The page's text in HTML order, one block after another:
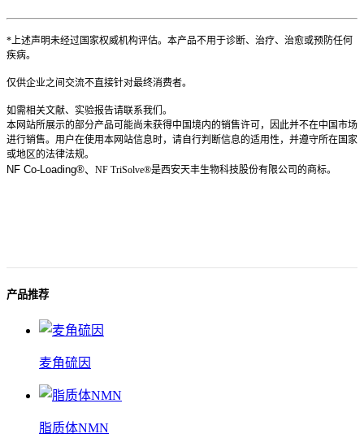
*上述声明未经过国家权威机构评估。本产品不用于诊断、治疗、治愈或预防任何
疾病。
仅供企业之间交流不直接针对最终消费者。
如需相关文献、实验报告请联系我们。
本网站所展示的部分产品可能尚未获得中国境内的销售许可，因此并不在中国市场
进行销售。用户在使用本网站信息时，请自行判断信息的适用性，并遵守所在国家
或地区的法律法规。
NF Co-Loading®️、 NF TriSolve®️是西安天丰生物科技股份有限公司的商标。
产品推荐
麦角硫因
脂质体NMN